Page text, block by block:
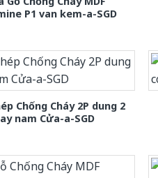
P1 van kem-a-SGD
Chống Cháy 2P dung 2
nam Cửa-a-SGD